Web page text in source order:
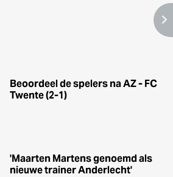
Beoordeel de spelers na AZ - FC
Twente (2-1)
'Maarten Martens genoemd als
nieuwe trainer Anderlecht'